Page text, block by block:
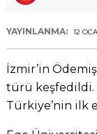
YAYINLANMA: 12
İzmir’in
türü keşfedildi.
Türkiye’nin ilk